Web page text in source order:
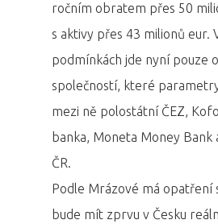
ročním obratem přes 50
s aktivy přes 43 milionů eur.
podmínkách jde nyní pouze
společností, které
mezi ně polostátní ČEZ,
banka, Moneta Money Bank
ČR.
Podle Mrázové má opatření
bude mít zprvu v Česku